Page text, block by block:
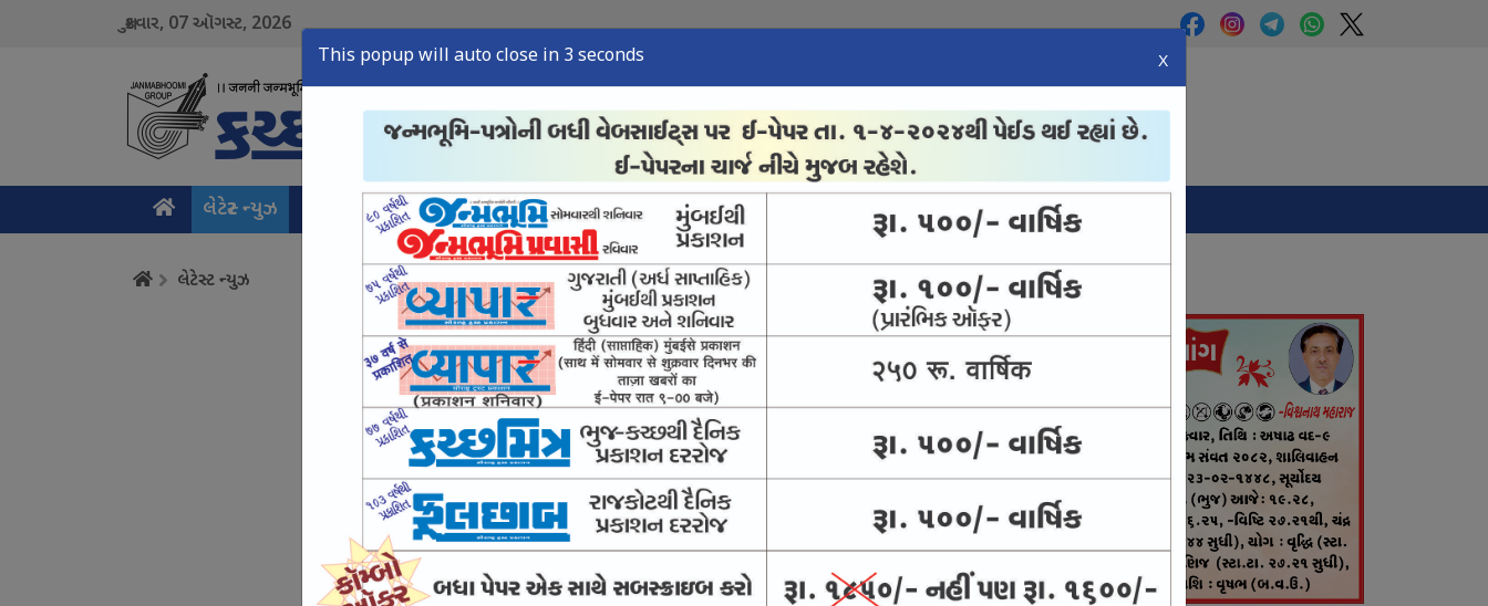
શુક્રવાર, 07ઑગસ્ટ, 2026
લેટેસ્ટ ન્યુઝ મુખ્ય સમાચાર ક્રાઇમ ન્યુઝ સ્પોર્ટ્સ ન્યુઝ તંત્રી લેખ ઈ-પેપર
This popup will auto close in 2 seconds X
લેટેસ્ટ ન્યુઝ
હવે બેરોજગાર યુવાનો માટે લડશે સીજેપી
August 07, Fri, 2026
ગોબરગેસ કિસાનોને કમાણી કરાવશે
August 07, Fri, 2026
દુષ્કર્મના દોષી તેજપાલને 10 વર્ષની જેલ
Panchang